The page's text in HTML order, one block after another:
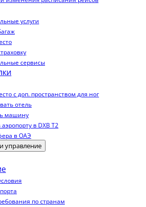
услуги
сервисы
с доп. пространством для ног
отель
машину
в DXB T2
в ОАЭ
управление
по странам